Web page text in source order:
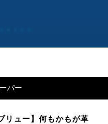
パー
リュー】何もかもが革